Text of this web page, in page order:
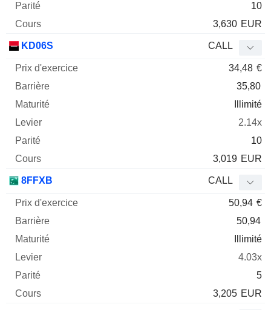
10
3,630 EUR
KD06S CALL
34,48 €
35,80
Illimité
2.14x
10
3,019 EUR
8FFXB CALL
50,94 €
50,94
Illimité
4.03x
5
3,205 EUR